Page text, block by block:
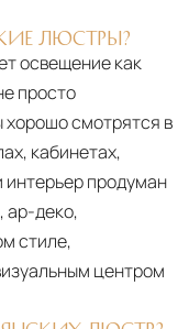
ЛЮСТРЫ?
освещение как
просто
хорошо смотрятся в
кабинетах,
интерьер продуман
ар-деко,
стиле,
центром